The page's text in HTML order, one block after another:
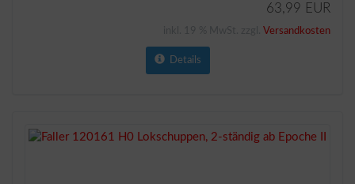
63,99 EUR
Versandkosten
Details